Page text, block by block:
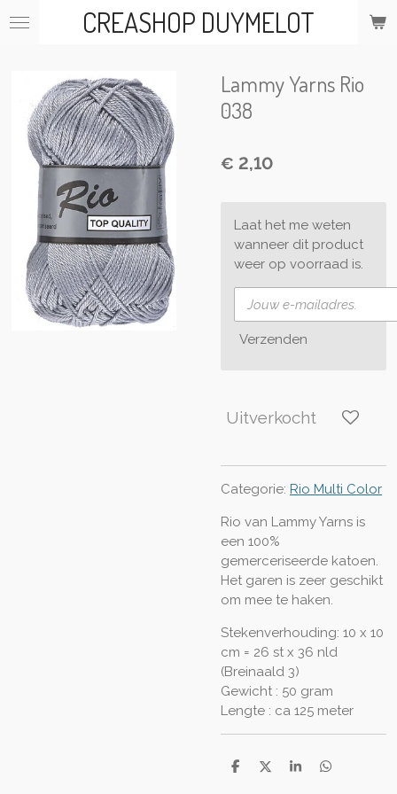
Ga
hoofdinhoud
CREASHOP DUYMELOT
Lammy Yarns Rio
038
€ 2,10
Laat het me weten
wanneer dit product
weer op voorraad is.
Verzenden
Uitverkocht
Categorie: Rio Multi Color
Rio van Lammy Yarns is
een 100%
gemerceriseerde katoen.
Het garen is zeer geschikt
om mee te haken.
Stekenverhouding: 10 x 10
cm = 26 st x 36 nld
(Breinaald 3)
Gewicht : 50 gram
Lengte : ca 125 meter
D
D
S
D